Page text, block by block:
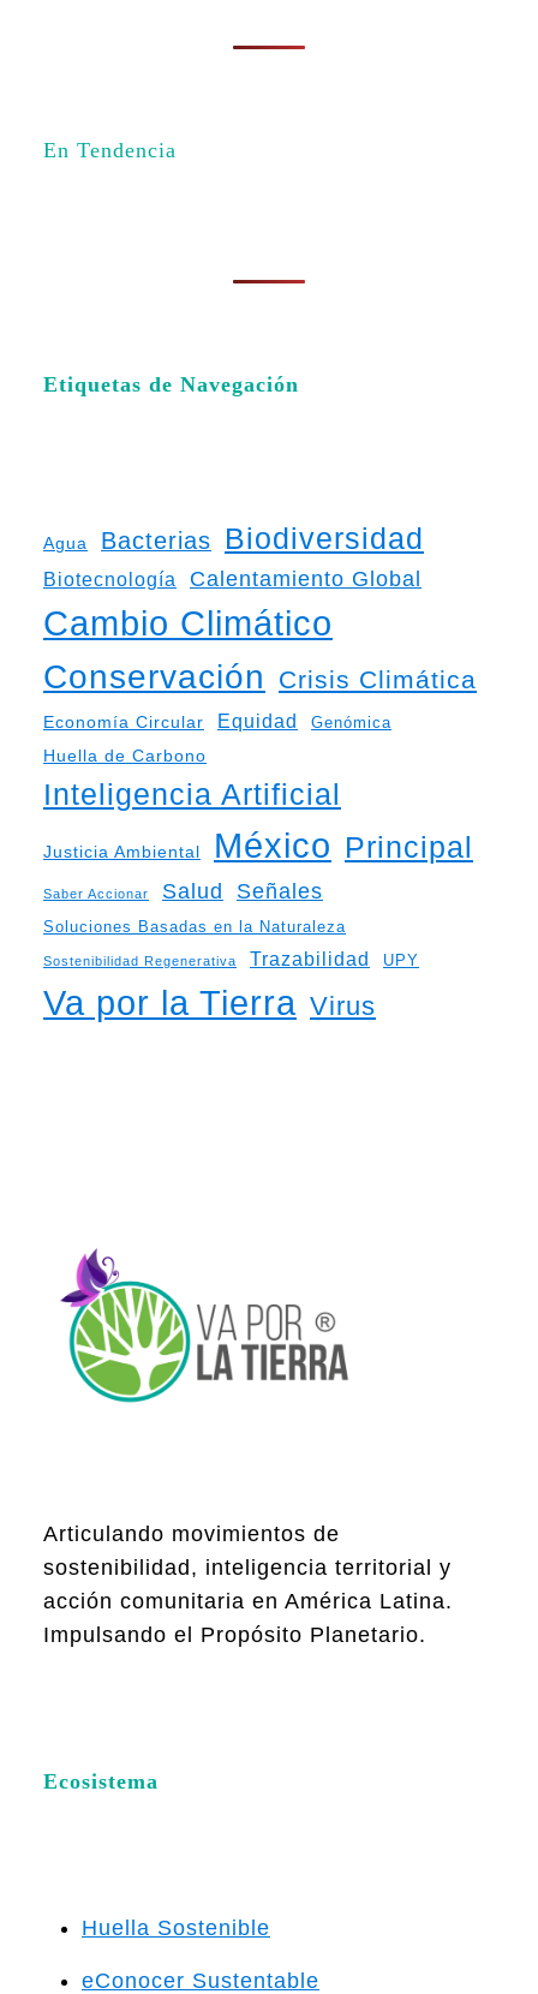
En Tendencia
Etiquetas de Navegación
Agua Bacterias Biodiversidad
Biotecnología Calentamiento Global
Cambio Climático
Conservación Crisis Climática
Economía Circular Equidad Genómica
Huella de Carbono
Inteligencia Artificial
Justicia Ambiental México Principal
Saber Accionar Salud Señales
Soluciones Basadas en la Naturaleza
Sostenibilidad Regenerativa Trazabilidad UPY
Va por la Tierra Virus
Articulando movimientos de
sostenibilidad, inteligencia territorial y
acción comunitaria en América Latina.
Impulsando el Propósito Planetario.
Ecosistema
Huella Sostenible
eConocer Sustentable